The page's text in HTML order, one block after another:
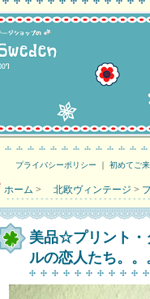
プライバシーポリシー ｜ 初めてご
ホーム > 北欧ヴィンテージ >
美品☆プリント・
ルの恋人たち。。